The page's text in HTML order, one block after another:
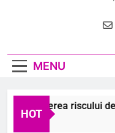
MENU
HOT
riscului de